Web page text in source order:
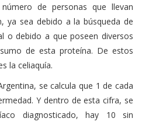
de personas que llevan
ya sea debido a la búsqueda de
o debido a que poseen diversos
de esta proteína. De estos
la celiaquía.
se calcula que 1 de cada
Y dentro de esta cifra, se
diagnosticado, hay 10 sin